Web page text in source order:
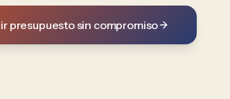
presupuesto sin compromiso